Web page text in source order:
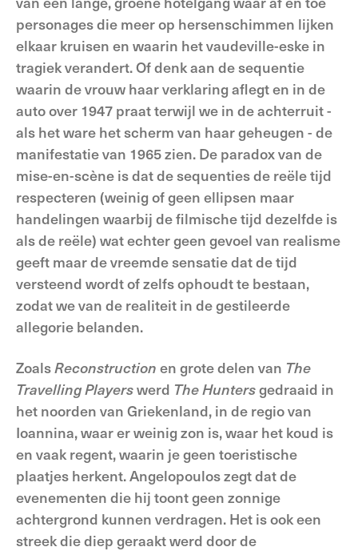
personages die meer op hersenschimmen lijken
elkaar kruisen en waarin het vaudeville-eske in
tragiek verandert. Of denk aan de sequentie
waarin de vrouw haar verklaring aflegt en in de
auto over 1947 praat terwijl we in de achterruit -
als het ware het scherm van haar geheugen - de
manifestatie van 1965 zien. De paradox van de
mise-en-scène is dat de sequenties de reële tijd
respecteren (weinig of geen ellipsen maar
handelingen waarbij de filmische tijd dezelfde is
als de reële) wat echter geen gevoel van realisme
geeft maar de vreemde sensatie dat de tijd
versteend wordt of zelfs ophoudt te bestaan,
zodat we van de realiteit in de gestileerde
allegorie belanden.
ZoalsReconstruction en grote delen van The
Travelling Playerswerd The Huntersgedraaid in
het noorden van Griekenland, in de regio van
Ioannina, waar er weinig zon is, waar het koud is
en vaak regent, waarin je geen toeristische
plaatjes herkent. Angelopoulos zegt dat de
evenementen die hij toont geen zonnige
achtergrond kunnen verdragen. Het is ook een
streek die diep geraakt werd door de